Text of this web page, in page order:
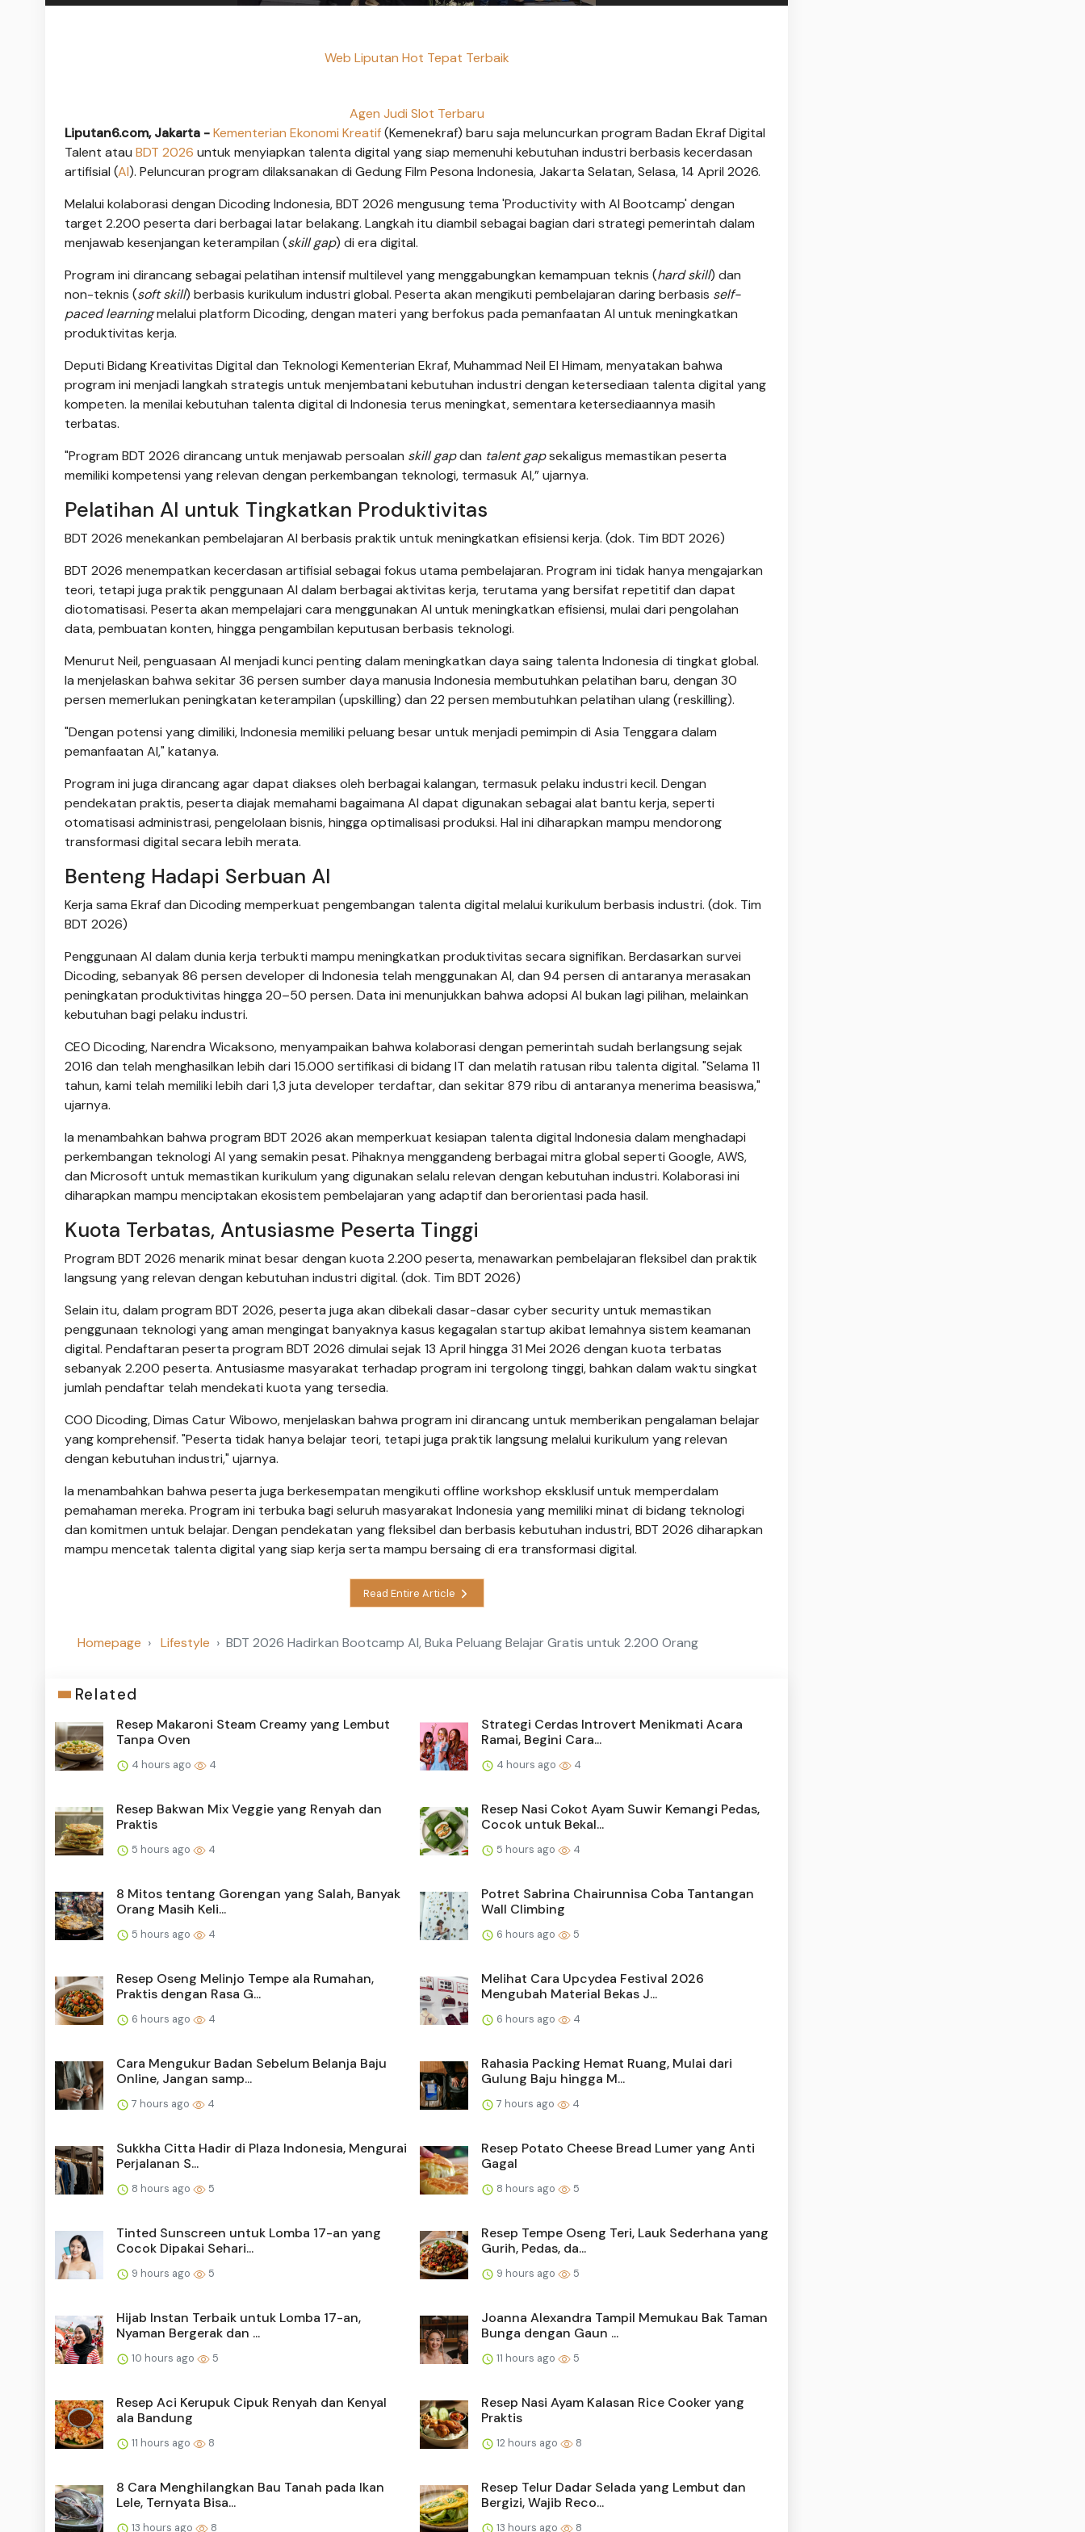
Web Liputan Hot Tepat Terbaik
Agen Judi Slot Terbaru
Liputan6.com, Jakarta -Kementerian Ekonomi Kreatif(Kemenekraf) baru saja meluncurkan program Badan Ekraf Digital
Talent atau BDT 2026 untuk menyiapkan talenta digital yang siap memenuhi kebutuhan industri berbasis kecerdasan
artifisial (AI). Peluncuran program dilaksanakan di Gedung Film Pesona Indonesia, Jakarta Selatan, Selasa, 14 April 2026.
Melalui kolaborasi dengan Dicoding Indonesia, BDT 2026 mengusung tema 'Productivity with AI Bootcamp' dengan
target 2.200 peserta dari berbagai latar belakang. Langkah itu diambil sebagai bagian dari strategi pemerintah dalam
menjawab kesenjangan keterampilan (skill gap) di era digital.
Program ini dirancang sebagai pelatihan intensif multilevel yang menggabungkan kemampuan teknis (hard skill) dan
non-teknis (soft skill) berbasis kurikulum industri global. Peserta akan mengikuti pembelajaran daring berbasis self-
paced learningmelalui platform Dicoding, dengan materi yang berfokus pada pemanfaatan AI untuk meningkatkan
produktivitas kerja.
Deputi Bidang Kreativitas Digital dan Teknologi Kementerian Ekraf, Muhammad Neil El Himam, menyatakan bahwa
program ini menjadi langkah strategis untuk menjembatani kebutuhan industri dengan ketersediaan talenta digital yang
kompeten. Ia menilai kebutuhan talenta digital di Indonesia terus meningkat, sementara ketersediaannya masih
terbatas.
"Program BDT 2026 dirancang untuk menjawab persoalan skill gapdan talent gapsekaligus memastikan peserta
memiliki kompetensi yang relevan dengan perkembangan teknologi, termasuk AI,” ujarnya.
Pelatihan AI untuk Tingkatkan Produktivitas
BDT 2026 menekankan pembelajaran AI berbasis praktik untuk meningkatkan efisiensi kerja. (dok. Tim BDT 2026)
BDT 2026 menempatkan kecerdasan artifisial sebagai fokus utama pembelajaran. Program ini tidak hanya mengajarkan
teori, tetapi juga praktik penggunaan AI dalam berbagai aktivitas kerja, terutama yang bersifat repetitif dan dapat
diotomatisasi. Peserta akan mempelajari cara menggunakan AI untuk meningkatkan efisiensi, mulai dari pengolahan
data, pembuatan konten, hingga pengambilan keputusan berbasis teknologi.
Menurut Neil, penguasaan AI menjadi kunci penting dalam meningkatkan daya saing talenta Indonesia di tingkat global.
Ia menjelaskan bahwa sekitar 36 persen sumber daya manusia Indonesia membutuhkan pelatihan baru, dengan 30
persen memerlukan peningkatan keterampilan (upskilling) dan 22 persen membutuhkan pelatihan ulang (reskilling).
"Dengan potensi yang dimiliki, Indonesia memiliki peluang besar untuk menjadi pemimpin di Asia Tenggara dalam
pemanfaatan AI," katanya.
Program ini juga dirancang agar dapat diakses oleh berbagai kalangan, termasuk pelaku industri kecil. Dengan
pendekatan praktis, peserta diajak memahami bagaimana AI dapat digunakan sebagai alat bantu kerja, seperti
otomatisasi administrasi, pengelolaan bisnis, hingga optimalisasi produksi. Hal ini diharapkan mampu mendorong
transformasi digital secara lebih merata.
Benteng Hadapi Serbuan AI
Kerja sama Ekraf dan Dicoding memperkuat pengembangan talenta digital melalui kurikulum berbasis industri. (dok. Tim
BDT 2026)
Penggunaan AI dalam dunia kerja terbukti mampu meningkatkan produktivitas secara signifikan. Berdasarkan survei
Dicoding, sebanyak 86 persen developer di Indonesia telah menggunakan AI, dan 94 persen di antaranya merasakan
peningkatan produktivitas hingga 20–50 persen. Data ini menunjukkan bahwa adopsi AI bukan lagi pilihan, melainkan
kebutuhan bagi pelaku industri.
CEO Dicoding, Narendra Wicaksono, menyampaikan bahwa kolaborasi dengan pemerintah sudah berlangsung sejak
2016 dan telah menghasilkan lebih dari 15.000 sertifikasi di bidang IT dan melatih ratusan ribu talenta digital. "Selama 11
tahun, kami telah memiliki lebih dari 1,3 juta developer terdaftar, dan sekitar 879 ribu di antaranya menerima beasiswa,"
ujarnya.
Ia menambahkan bahwa program BDT 2026 akan memperkuat kesiapan talenta digital Indonesia dalam menghadapi
perkembangan teknologi AI yang semakin pesat. Pihaknya menggandeng berbagai mitra global seperti Google, AWS,
dan Microsoft untuk memastikan kurikulum yang digunakan selalu relevan dengan kebutuhan industri. Kolaborasi ini
diharapkan mampu menciptakan ekosistem pembelajaran yang adaptif dan berorientasi pada hasil.
Kuota Terbatas, Antusiasme Peserta Tinggi
Program BDT 2026 menarik minat besar dengan kuota 2.200 peserta, menawarkan pembelajaran fleksibel dan praktik
langsung yang relevan dengan kebutuhan industri digital. (dok. Tim BDT 2026)
Selain itu, dalam program BDT 2026, peserta juga akan dibekali dasar-dasar cyber security untuk memastikan
penggunaan teknologi yang aman mengingat banyaknya kasus kegagalan startup akibat lemahnya sistem keamanan
digital. Pendaftaran peserta program BDT 2026 dimulai sejak 13 April hingga 31 Mei 2026 dengan kuota terbatas
sebanyak 2.200 peserta. Antusiasme masyarakat terhadap program ini tergolong tinggi, bahkan dalam waktu singkat
jumlah pendaftar telah mendekati kuota yang tersedia.
COO Dicoding, Dimas Catur Wibowo, menjelaskan bahwa program ini dirancang untuk memberikan pengalaman belajar
yang komprehensif. "Peserta tidak hanya belajar teori, tetapi juga praktik langsung melalui kurikulum yang relevan
dengan kebutuhan industri," ujarnya.
Ia menambahkan bahwa peserta juga berkesempatan mengikuti offline workshop eksklusif untuk memperdalam
pemahaman mereka. Program ini terbuka bagi seluruh masyarakat Indonesia yang memiliki minat di bidang teknologi
dan komitmen untuk belajar. Dengan pendekatan yang fleksibel dan berbasis kebutuhan industri, BDT 2026 diharapkan
mampu mencetak talenta digital yang siap kerja serta mampu bersaing di era transformasi digital.
Read Entire Article
Homepage Lifestyle BDT 2026 Hadirkan Bootcamp AI, Buka Peluang Belajar Gratis untuk 2.200 Orang
Related
Resep Makaroni Steam Creamy yang Lembut
Tanpa Oven
4 hours ago 4
Strategi Cerdas Introvert Menikmati Acara
Ramai, Begini Cara...
4 hours ago 4
Resep Bakwan Mix Veggie yang Renyah dan
Praktis
5 hours ago 4
Resep Nasi Cokot Ayam Suwir Kemangi Pedas,
Cocok untuk Bekal...
5 hours ago 4
8 Mitos tentang Gorengan yang Salah, Banyak
Orang Masih Keli...
5 hours ago 4
Potret Sabrina Chairunnisa Coba Tantangan
Wall Climbing
6 hours ago 5
Resep Oseng Melinjo Tempe ala Rumahan,
Praktis dengan Rasa G...
6 hours ago 4
Melihat Cara Upcydea Festival 2026
Mengubah Material Bekas J...
6 hours ago 4
Cara Mengukur Badan Sebelum Belanja Baju
Online, Jangan samp...
7 hours ago 4
Rahasia Packing Hemat Ruang, Mulai dari
Gulung Baju hingga M...
7 hours ago 4
Sukkha Citta Hadir di Plaza Indonesia, Mengurai
Perjalanan S...
8 hours ago 5
Resep Potato Cheese Bread Lumer yang Anti
Gagal
8 hours ago 5
Tinted Sunscreen untuk Lomba 17-an yang
Cocok Dipakai Sehari...
9 hours ago 5
Resep Tempe Oseng Teri, Lauk Sederhana yang
Gurih, Pedas, da...
9 hours ago 5
Hijab Instan Terbaik untuk Lomba 17-an,
Nyaman Bergerak dan ...
10 hours ago 5
Joanna Alexandra Tampil Memukau Bak Taman
Bunga dengan Gaun ...
11 hours ago 5
Resep Aci Kerupuk Cipuk Renyah dan Kenyal
ala Bandung
11 hours ago 8
Resep Nasi Ayam Kalasan Rice Cooker yang
Praktis
12 hours ago 8
8 Cara Menghilangkan Bau Tanah pada Ikan
Lele, Ternyata Bisa...
13 hours ago 8
Resep Telur Dadar Selada yang Lembut dan
Bergizi, Wajib Reco...
13 hours ago 8